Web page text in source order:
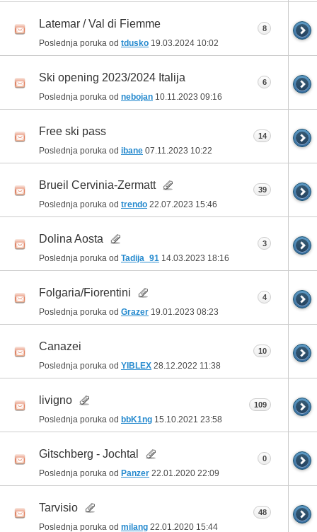
Latemar / Val di Fiemme
Poslednja poruka od tdusko 19.03.2024 10:02
8
Ski opening 2023/2024 Italija
Poslednja poruka od nebojan 10.11.2023 09:16
6
Free ski pass
Poslednja poruka od ibane 07.11.2023 10:22
14
Brueil Cervinia-Zermatt
Poslednja poruka od trendo 22.07.2023 15:46
39
Dolina Aosta
Poslednja poruka od Tadija_91 14.03.2023 18:16
3
Folgaria/​Fiorentini
Poslednja poruka od Grazer 19.01.2023 08:23
4
Canazei
Poslednja poruka od YIBLEX 28.12.2022 11:38
10
livigno
Poslednja poruka od bbK1ng 15.10.2021 23:58
109
Gitschberg - Jochtal
Poslednja poruka od Panzer 22.01.2020 22:09
0
Tarvisio
Poslednja poruka od milang 22.01.2020 15:44
48